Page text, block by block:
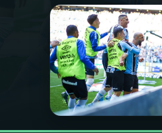
PROGRAMAÇÃO
PROGRAMAS
PODCASTS